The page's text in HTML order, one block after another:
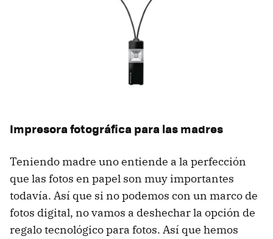
Impresora fotográfica para las madres
Teniendo madre uno entiende a la perfección
que las fotos en papel son muy importantes
todavía. Así que si no podemos con un marco de
fotos digital, no vamos a deshechar la opción de
regalo tecnológico para fotos. Así que hemos